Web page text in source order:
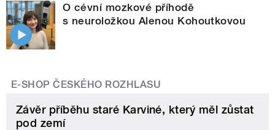
O cévní mozkové příhodě
s neuroložkou Alenou Kohoutkovou
E-SHOP ČESKÉHO ROZHLASU
Závěr příběhu staré Karviné, který měl zůstat
pod zemí